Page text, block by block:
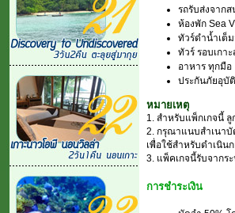
รถรับส่งจากส
ห้องพัก Sea
ทัวร์ดำน้ำเต็
ทัวร์ รอบเกา
อาหาร ทุกมือ
ประกันภัยอุบั
หมายเหตุ
1. สำหรับแพ็กเกจนี้
2. กรุณาแนบสำเนาบั
เพื่อใช้สำหรับดำเนิน
3. แพ็คเกจนี้รับจากร
การชำระเงิน